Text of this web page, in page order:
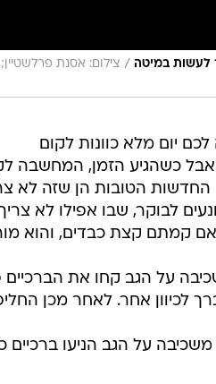
לעשות במיטה /
יום מלא כוונות לקום
כשהגיע הזמן, המחשבה
הטובות הן שזה לא
לבוקר, שבו אפילו לא
קצת כבדים, והוא מורכב מ-9
על הגב קחו את הברכיים
אחר. לאחר מכן החליפו כיוון (3